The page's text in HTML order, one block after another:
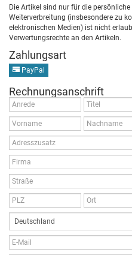
Die Artikel sind nur für die
Weiterverbreitung (insbesondere zu
elektronischen Medien) ist nicht
Verwertungsrechte an den Artikeln.
Zahlungsart
PayPal
Rechnungsanschrift